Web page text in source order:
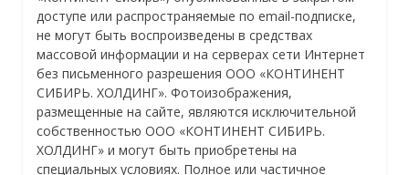
доступе или распространяемые по email-подписке,
не могут быть воспроизведены в средствах
массовой информации и на серверах сети Интернет
без письменного разрешения ООО «КОНТИНЕНТ
СИБИРЬ. ХОЛДИНГ». Фотоизображения,
размещенные на сайте, являются исключительной
собственностью ООО «КОНТИНЕНТ СИБИРЬ.
ХОЛДИНГ» и могут быть приобретены на
специальных условиях. Полное или частичное